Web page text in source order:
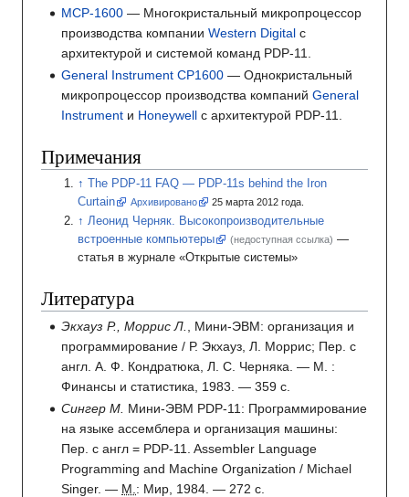
MCP-1600 — Многокристальный микропроцессор
производства компанииWestern Digital с
архитектурой и системой команд PDP-11.
General Instrument CP1600 — Однокристальный
микропроцессор производства компанийGeneral
Instrument и Honeywell с архитектурой PDP-11.
Примечания
The PDP-11 FAQ — PDP-11s behind the Iron
Curtain
Архивировано 25 марта 2012 года.
Леонид Черняк. Высокопроизводительные
встроенные компьютеры
(недоступная ссылка) —
статья в журнале «Открытые системы»
Литература
Экхауз Р., Моррис Л., Мини-ЭВМ: организация и
программирование / Р. Экхауз, Л. Моррис; Пер. с
англ. А. Ф. Кондратюка, Л. С. Черняка. — М. :
Финансы и статистика, 1983. — 359 с.
Сингер М. Мини-ЭВМ PDP-11: Программирование
на языке ассемблера и организация машины:
Пер. с англ = PDP-11. Assembler Language
Programming and Machine Organization / Michael
Singer. — М. : Мир, 1984. — 272 с.